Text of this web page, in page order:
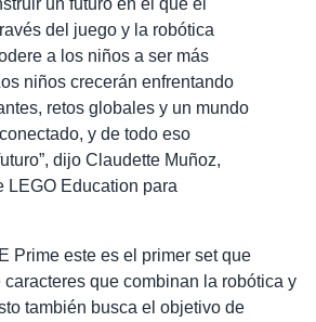
un futuro en el que el
del juego y la robótica
a los niños a ser más
niños crecerán enfrentando
retos globales y un mundo
y de todo eso
dijo Claudette Muñoz,
LEGO Education para
Prime este es el primer set que
que combinan la robótica y
también busca el objetivo de